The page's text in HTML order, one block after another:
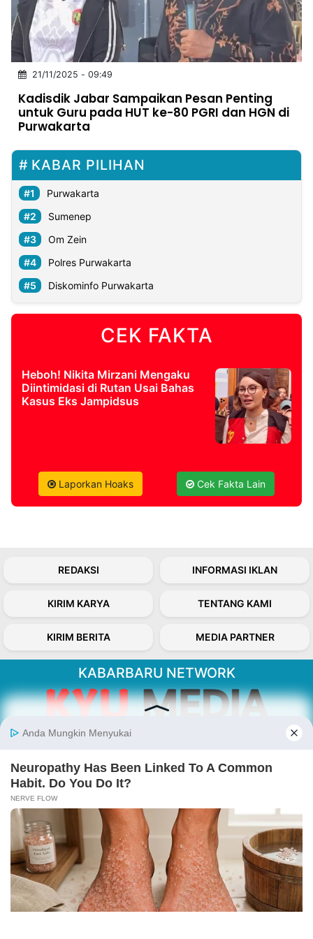
INDONESIA
Partner
Insight
NTB
Suara
Time
Lens
IDN
Daily
Jogja
Jalan
Rakyat
Idealita
News
Kita
Notice
Dinamikapost.com
Radar
Baru
Seedbacklink
Follow
Kabarbaru
2026
21/11/2025 - 09:49
Kadisdik Jabar Sampaikan Pesan Penting
untuk Guru pada HUT ke-80 PGRI dan HGN di
Purwakarta
KABAR PILIHAN
Purwakarta
Sumenep
Om Zein
Polres Purwakarta
Diskominfo Purwakarta
CEK FAKTA
Heboh! Nikita Mirzani Mengaku
Diintimidasi di Rutan Usai Bahas
Kasus Eks Jampidsus
Laporkan Hoaks Cek Fakta Lain
REDAKSI INFORMASI IKLAN
KIRIM KARYA TENTANG KAMI
KIRIM BERITA MEDIA PARTNER
KABARBARU NETWORK
Kabarbaru.co menyajikan berita aktual dan
Follow Kabarbaru